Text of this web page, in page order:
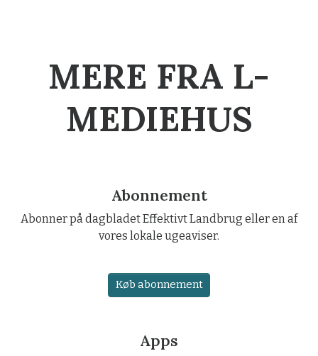
MERE FRA L-
MEDIEHUS
Abonnement
Abonner på dagbladet Effektivt Landbrug eller en af
vores lokale ugeaviser.
Køb abonnement
Apps